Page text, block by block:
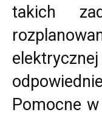
takich
Pomocne